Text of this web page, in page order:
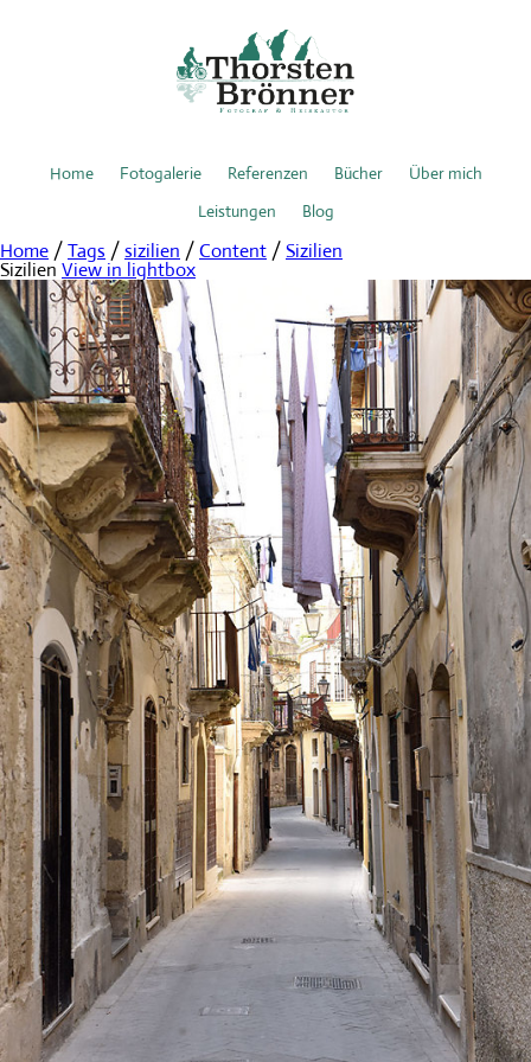
Home Fotogalerie Referenzen Bücher
Über mich
Leistungen
Blog
Home /Tags /sizilien /Content /Sizilien
Sizilien View in lightbox